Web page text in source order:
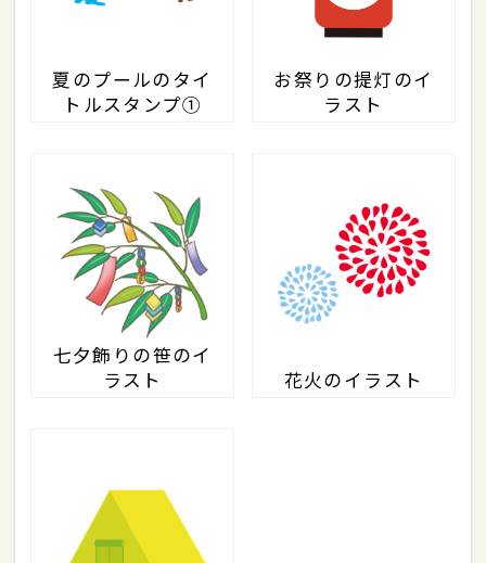
夏のプールのタイ
トルスタンプ①
お祭りの提灯のイ
ラスト
七夕飾りの笹のイ
ラスト
花火のイラスト